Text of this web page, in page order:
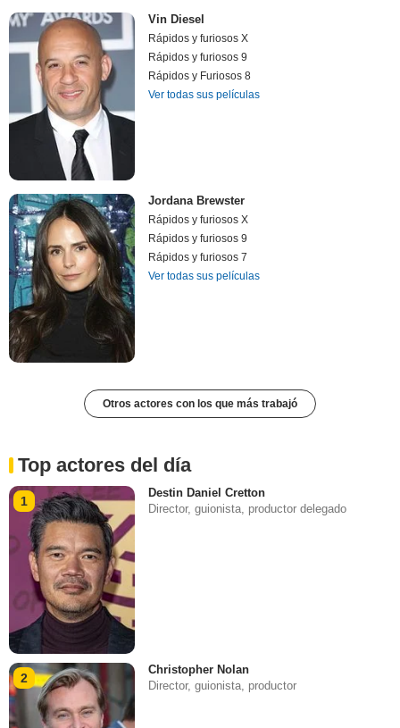
Vin Diesel
Rápidos y furiosos X
Rápidos y furiosos 9
Rápidos y Furiosos 8
Ver todas sus películas
Jordana Brewster
Rápidos y furiosos X
Rápidos y furiosos 9
Rápidos y furiosos 7
Ver todas sus películas
Otros actores con los que más trabajó
Top actores del día
1
Destin Daniel Cretton
Director, guionista, productor delegado
2
Christopher Nolan
Director, guionista, productor